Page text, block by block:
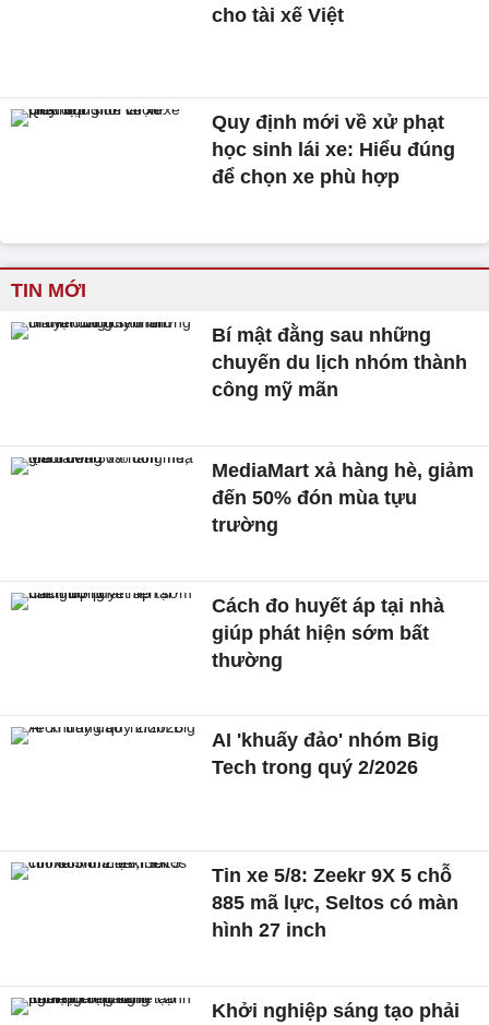
cho tài xế Việt
Quy định mới về xử phạt
học sinh lái xe: Hiểu đúng
để chọn xe phù hợp
TIN MỚI
Bí mật đằng sau những
chuyến du lịch nhóm thành
công mỹ mãn
MediaMart xả hàng hè, giảm
đến 50% đón mùa tựu
trường
Cách đo huyết áp tại nhà
giúp phát hiện sớm bất
thường
AI 'khuấy đảo' nhóm Big
Tech trong quý 2/2026
Tin xe 5/8: Zeekr 9X 5 chỗ
885 mã lực, Seltos có màn
hình 27 inch
Khởi nghiệp sáng tạo phải